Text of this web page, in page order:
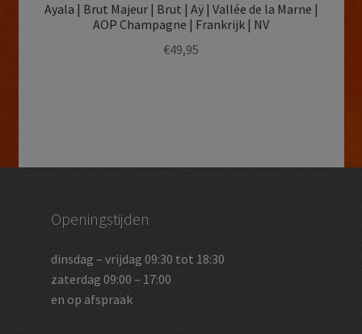
Ayala | Brut Majeur | Brut | Aÿ | Vallée de la Marne |
AOP Champagne | Frankrijk | NV
€49,95
Openingstijden
dinsdag – vrijdag 09:30 tot 18:30
zaterdag 09:00 – 17:00
en op afspraak